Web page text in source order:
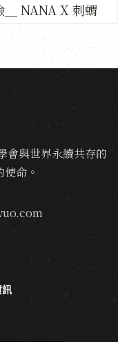
＿ NANA X 刺蝟
會與世界永續共存的
命。
訊